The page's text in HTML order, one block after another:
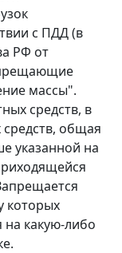
с ПДД (в
РФ от
массы".
средств, в
общая
указанной на
которых
на какую-либо